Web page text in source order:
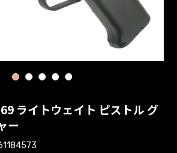
1 2 3 4 5
ライトウェイト ピストル グ
ー